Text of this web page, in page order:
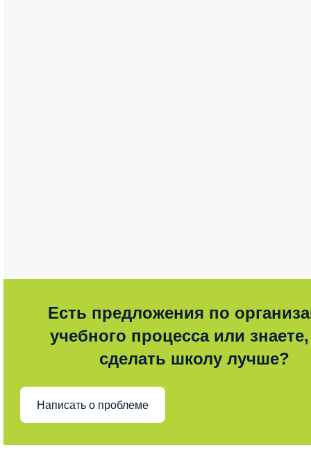
Есть предложения по
учебного процесса или знаете,
сделать школу лучше?
Написать о проблеме